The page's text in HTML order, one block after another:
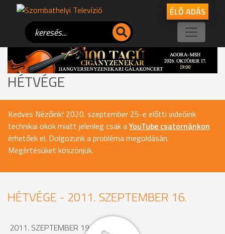
ÉLŐ ADÁS
HÉTVÉGE
Kedves Nézőink! 2020. szeptember 25-e előtti videóink
technikai okok miatt jelenleg csak aYouTube csatornánkon
érhetőek el. Dolgozunk a probléma megoldásán.
Megértésüket köszönjük.
HÉTVÉGE - 2011. SZEPTEMBER 16.
2011. SZEPTEMBER 19., 14:11